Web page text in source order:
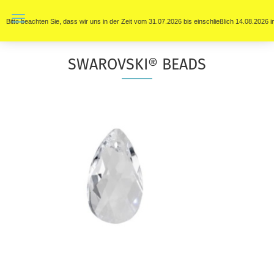
Bitte beachten Sie, dass wir uns in der Zeit vom 31.07.2026 bis einschließlich
SWAROVSKI® BEADS